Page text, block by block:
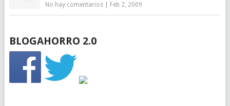
No hay comentarios| Feb 2, 2009
BLOGAHORRO 2.0